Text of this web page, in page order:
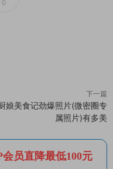
0
下一篇
娘美食记劲爆照片(微密圈专
属照片)有多美
员直降最低100元